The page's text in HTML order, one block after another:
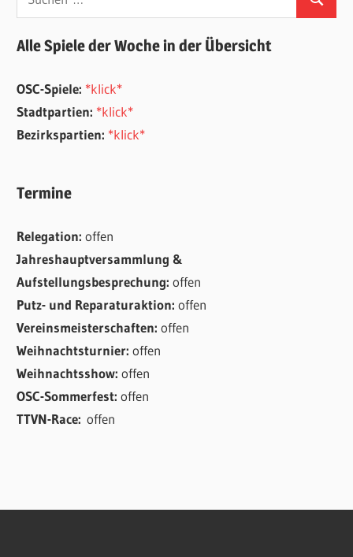
nach:
Suchen
Alle Spiele der Woche in der Übersicht
OSC-Spiele: *klick*
Stadtpartien: *klick*
Bezirkspartien: *klick*
Termine
Relegation:offen
Jahreshauptversammlung &
Aufstellungsbesprechung:offen
Putz- und Reparaturaktion:offen
Vereinsmeisterschaften:offen
Weihnachtsturnier:offen
Weihnachtsshow:offen
OSC-Sommerfest:offen
TTVN-Race:offen